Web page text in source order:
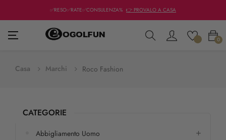
✅RESO✅RATE✅CONSULENZA% 👉 PROVALO A CASA
navigazione
☰ 0
Casa Marchi Roco Fashion
CATEGORIE
Abbigliamento Uomo